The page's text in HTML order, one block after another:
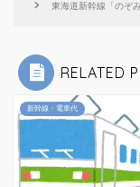
東海道新幹線「のぞ
RELATED
新幹線・電車代